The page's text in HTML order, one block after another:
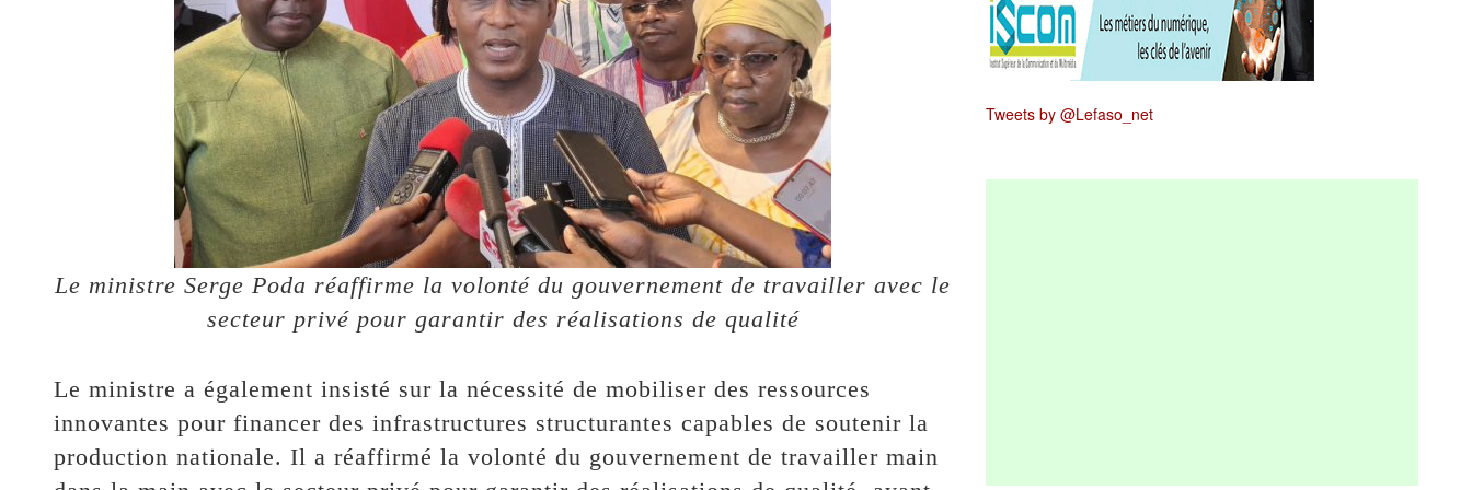
Le ministre Serge Poda réaffirme la volonté du gouvernement de travailler avec le
secteur privé pour garantir des réalisations de qualité
Le ministre a également insisté sur la nécessité de mobiliser des ressources
innovantes pour financer des infrastructures structurantes capables de soutenir la
production nationale. Il a réaffirmé la volonté du gouvernement de travailler main
Tweets by @Lefaso_net